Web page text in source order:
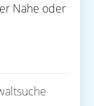
Nähe oder